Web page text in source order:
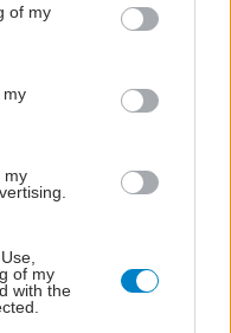
You may click to
its third-party tags to
in below Google
of my
my
my
of my
with the